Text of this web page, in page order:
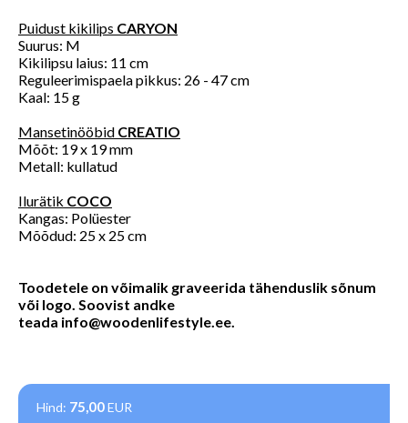
Puidust kikilips CARYON
Suurus: M
Kikilipsu laius: 11 cm
Reguleerimispaela pikkus: 26 - 47 cm
Kaal: 15 g
Mansetinööbid CREATIO
Mõõt: 19 x 19 mm
Metall: kullatud
Ilurätik COCO
Kangas: Polüester
Mõõdud: 25 x 25 cm
Toodetele on võimalik graveerida tähenduslik sõnum
või logo. Soovist andke
teada info@woodenlifestyle.ee.
Hind: 75,00EUR